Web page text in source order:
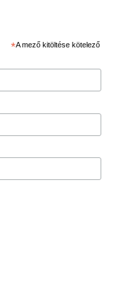
*A mező kitöltése kötelező